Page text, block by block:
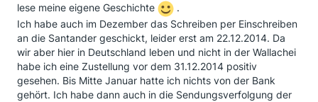
lese meine eigene Geschichte
.
Ich habe auch im Dezember das Schreiben per Einschreiben
an die Santander geschickt, leider erst am 22.12.2014. Da
wir aber hier in Deutschland leben und nicht in der Wallachei
habe ich eine Zustellung vor dem 31.12.2014 positiv
gesehen. Bis Mitte Januar hatte ich nichts von der Bank
gehört. Ich habe dann auch in die Sendungsverfolgung der